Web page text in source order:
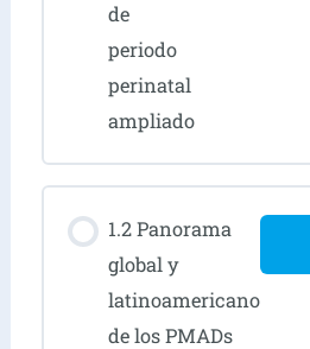
de
periodo
perinatal
ampliado
1.2 Panorama
global y
latinoamericano
de los PMADs